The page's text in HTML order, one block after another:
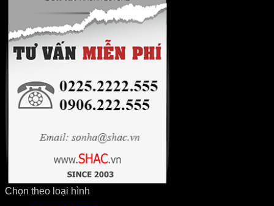
Chọn theo loại hình